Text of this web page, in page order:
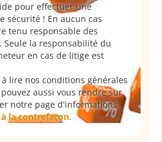
pour effectuer une
sécurité ! En aucun cas
tenu responsable des
Seule la responsabilité du
en cas de litige est
lire nos conditions générales
aussi vous rendre sur
notre page d'informations
la contrefaçon.